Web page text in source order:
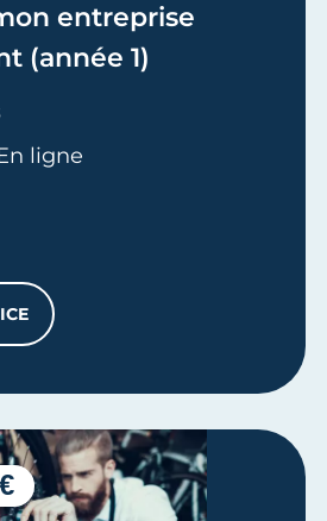
entreprise
(année 1)
ligne
MON ENTREPRISE